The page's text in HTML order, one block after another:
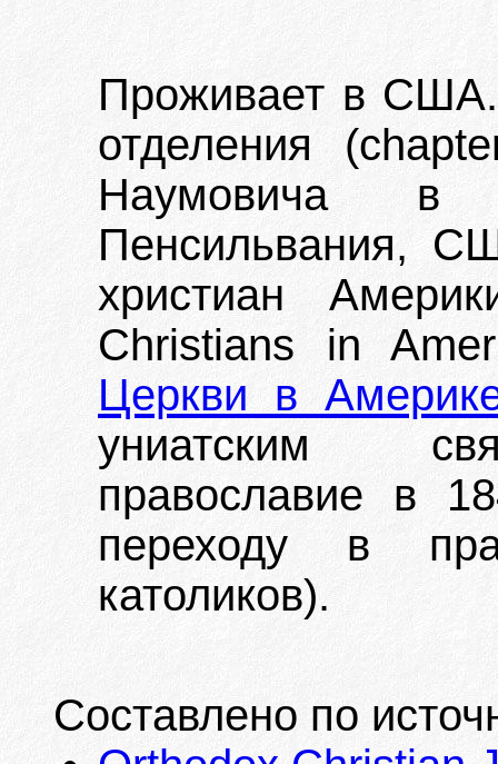
Проживает в США.
отделения
Наумовича в
Пенсильвания,
христиан
Christians in
Церкви в
униатским
православие в
переходу в
католиков).
Составлено по